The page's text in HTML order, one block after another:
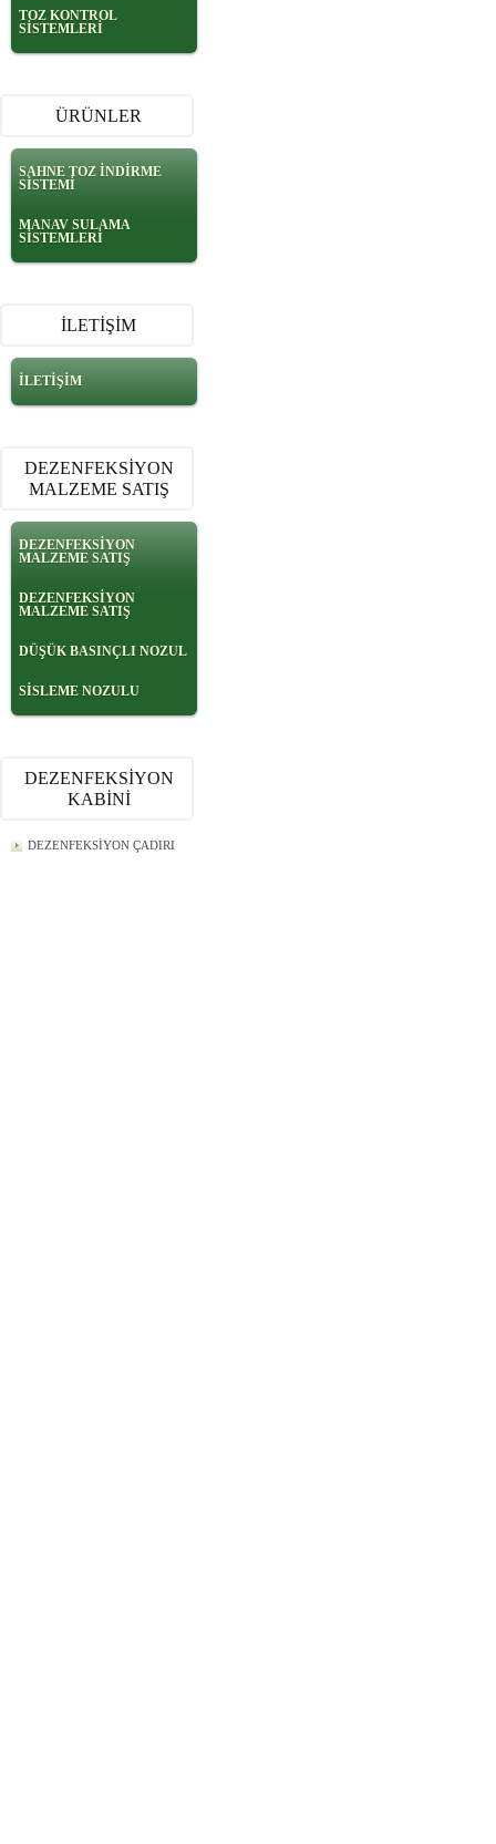
TOZ KONTROL
SİSTEMLERİ
ÜRÜNLER
SAHNE TOZ İNDİRME
SİSTEMİ
MANAV SULAMA
SİSTEMLERİ
İLETİŞİM
İLETİŞİM
DEZENFEKSİYON
MALZEME SATIŞ
DEZENFEKSİYON
MALZEME SATIŞ
DEZENFEKSİYON
MALZEME SATIŞ
DÜŞÜK BASINÇLI NOZUL
SİSLEME NOZULU
DEZENFEKSİYON
KABİNİ
DEZENFEKSİYON ÇADIRI